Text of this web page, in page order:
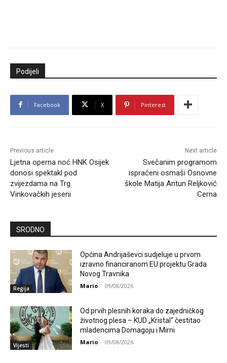
Podijeli
Facebook X Pinterest
Previous article
Ljetna operna noć HNK Osijek
donosi spektakl pod
zvijezdama na Trg
Vinkovačkih jeseni
Next article
Svečanim programom
ispraćeni osmaši Osnovne
škole Matija Antun Reljković
Cerna
SRODNO
Regija
Općina Andrijaševci sudjeluje u prvom
izravno financiranom EU projektu Grada
Novog Travnika
Mario - 09/08/2026
Vijesti
Od prvih plesnih koraka do zajedničkog
životnog plesa – KUD „Kristal“ čestitao
mladencima Domagoju i Mirni
Mario - 09/08/2026